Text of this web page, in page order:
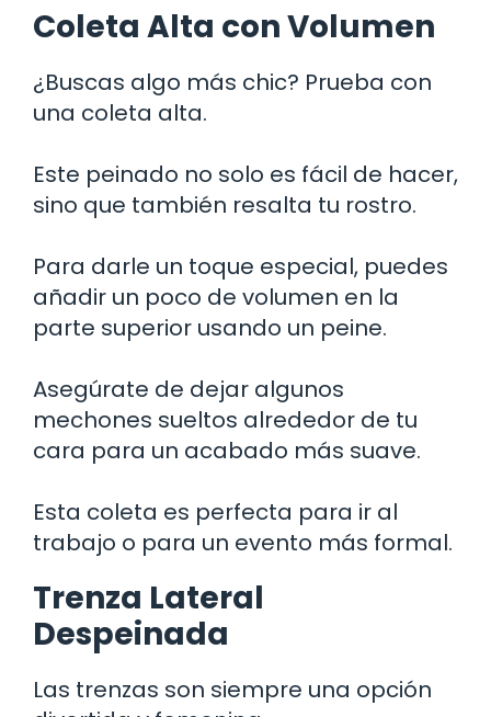
Coleta Alta con Volumen
¿Buscas algo más chic? Prueba con
una coleta alta.
Este peinado no solo es fácil de hacer,
sino que también resalta tu rostro.
Para darle un toque especial, puedes
añadir un poco de volumen en la
parte superior usando un peine.
Asegúrate de dejar algunos
mechones sueltos alrededor de tu
cara para un acabado más suave.
Esta coleta es perfecta para ir al
trabajo o para un evento más formal.
Trenza Lateral
Despeinada
Las trenzas son siempre una opción